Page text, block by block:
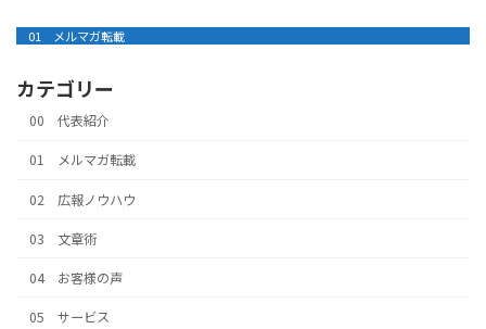
01 メルマガ転載
カテゴリー
00 代表紹介
01 メルマガ転載
02 広報ノウハウ
03 文章術
04 お客様の声
05 サービス